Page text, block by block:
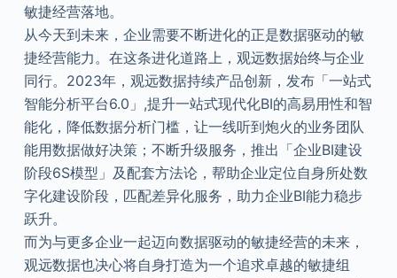
敏捷经营落地。
从今天到未来，企业需要不断进化的正是数据驱动的敏
捷经营能力。在这条进化道路上，观远数据始终与企业
同行。2023年，观远数据持续产品创新，发布「一站式
智能分析平台6.0」,提升一站式现代化BI的高易用性和智
能化，降低数据分析门槛，让一线听到炮火的业务团队
能用数据做好决策；不断升级服务，推出「企业BI建设
阶段6S模型」及配套方法论，帮助企业定位自身所处数
字化建设阶段，匹配差异化服务，助力企业BI能力稳步
跃升。
而为与更多企业一起迈向数据驱动的敏捷经营的未来，
观远数据也决心将自身打造为一个追求卓越的敏捷组